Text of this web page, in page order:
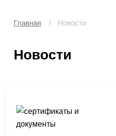
Главная Новости
Новости